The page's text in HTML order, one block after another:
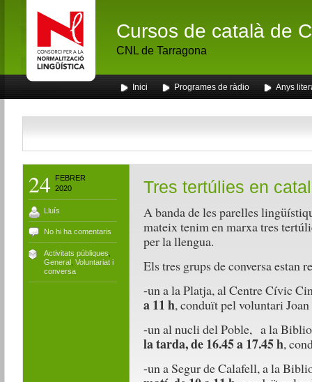
Cursos de català de
CNL de Tarragona
Inici Programes de ràdio Anys
24
FEBRER
2020
Lluís
No hi ha comentaris
Activitats públiques
General, Voluntariat i
conversa
Tres tertúlies en
A banda de les parelles
mateix tenim en marxa tres
per la llengua.
Els tres grups de conversa estan
-un a la Platja, al Centre Cívic
a 11 h, conduït pel voluntari Joan
-un al nucli del Poble, a la
la tarda, de 16.45 a 17.45 h,
-un a Segur de Calafell, a la